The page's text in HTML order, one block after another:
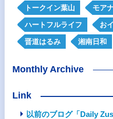
トークイン葉山 モア
ハートフルライフ お
晋道はるみ 湘南日和
Monthly Archive
Link
以前のブログ「Daily